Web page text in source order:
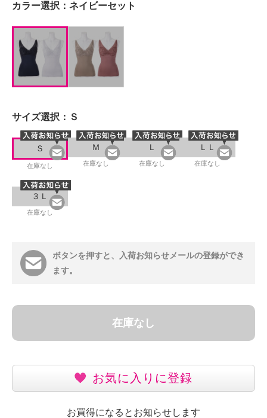
カラー選択： ネイビーセット
サイズ選択： Ｓ
Ｓ
在庫なし
Ｍ
在庫なし
Ｌ
在庫なし
ＬＬ
在庫なし
３Ｌ
在庫なし
ボタンを押すと、入荷お知らせメールの登録ができ
ます。
在庫なし
お気に入りに登録
お買得になるとお知らせします